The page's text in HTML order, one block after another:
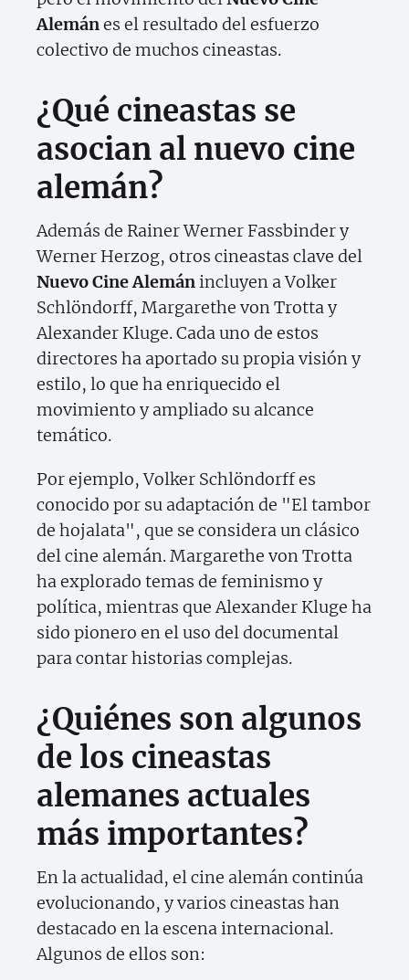
Alemánes el resultado del esfuerzo
colectivo de muchos cineastas.
¿Qué cineastas se
asocian al nuevo cine
alemán?
Además de Rainer Werner Fassbinder y
Werner Herzog, otros cineastas clave del
Nuevo Cine Alemánincluyen a Volker
Schlöndorff, Margarethe von Trotta y
Alexander Kluge. Cada uno de estos
directores ha aportado su propia visión y
estilo, lo que ha enriquecido el
movimiento y ampliado su alcance
temático.
Por ejemplo, Volker Schlöndorff es
conocido por su adaptación de "El tambor
de hojalata", que se considera un clásico
del cine alemán. Margarethe von Trotta
ha explorado temas de feminismo y
política, mientras que Alexander Kluge ha
sido pionero en el uso del documental
para contar historias complejas.
¿Quiénes son algunos
de los cineastas
alemanes actuales
más importantes?
En la actualidad, el cine alemán continúa
evolucionando, y varios cineastas han
destacado en la escena internacional.
Algunos de ellos son: